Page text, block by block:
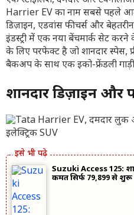
Harrier EV का नाम सबसे पहले
डिज़ाइन, एडवांस फीचर्स और
इंडस्ट्री में एक नया बेंचमार्क सेट
के लिए परफेक्ट है जो शानदार स्पेस,
बैकअप के साथ एक इको-फ्रेंडली
शानदार डिज़ाइन और
Suzuki Access 125:
कीमत सिर्फ ₹79,899 से शुरू